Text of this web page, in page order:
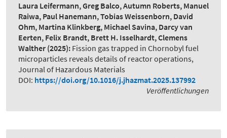
Laura Leifermann, Greg Balco, Autumn Roberts, Manuel
Raiwa, Paul Hanemann, Tobias Weissenborn, David
Ohm, Martina Klinkberg, Michael Savina, Darcy van
Eerten, Felix Brandt, Brett H. Isselhardt, Clemens
Walther (2025): Fission gas trapped in Chornobyl fuel
microparticles reveals details of reactor operations,
Journal of Hazardous Materials
DOI: https://doi.org/10.1016/j.jhazmat.2025.137992
Veröffentlichungen